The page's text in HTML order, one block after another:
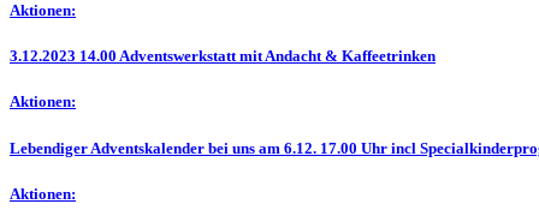
Aktionen:
3.12.2023 14.00 Adventswerkstatt mit Andacht & Kaffeetrinken
Aktionen:
Lebendiger Adventskalender bei uns am 6.12. 17.00 Uhr incl
Aktionen: